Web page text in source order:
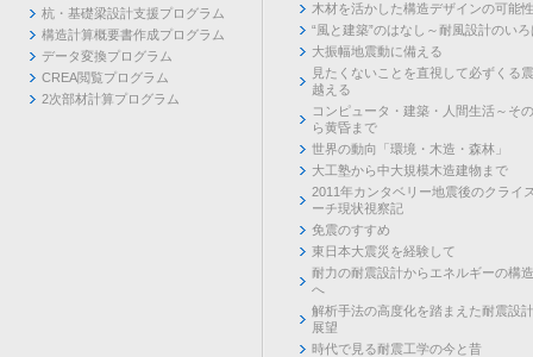
杭・基礎梁設計支援プログラム
構造計算概要書作成プログラム
データ変換プログラム
CREA閲覧プログラム
2次部材計算プログラム
木材を活かした構造デザインの可能性
“風と建築”のはなし～耐風設計のいろ
大振幅地震動に備える
見たくないことを直視して必ずくる
越える
コンピュータ・建築・人間生活～そ
ら黄昏まで
世界の動向「環境・木造・森林」
大工塾から中大規模木造建物まで
2011年カンタベリー地震後のクライ
ーチ現状視察記
免震のすすめ
東日本大震災を経験して
耐力の耐震設計からエネルギーの構
へ
解析手法の高度化を踏まえた耐震設
展望
時代で見る耐震工学の今と昔